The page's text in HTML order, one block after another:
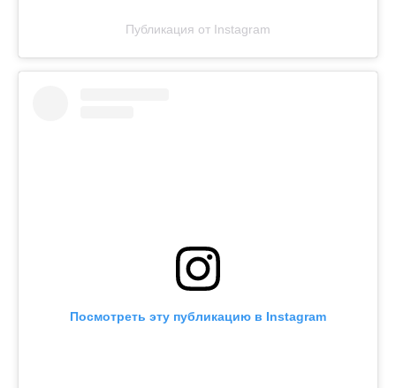
Публикация от Instagram
Посмотреть эту публикацию в Instagram